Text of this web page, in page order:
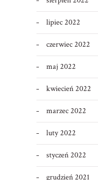
lipiec 2022
czerwiec 2022
maj 2022
kwiecień 2022
marzec 2022
luty 2022
styczeń 2022
grudzień 2021